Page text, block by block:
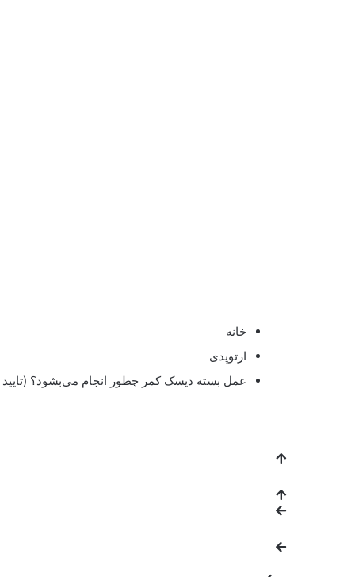
خانه
ارتوپدی
عمل بسته دیسک کمر چطور انجام می‌بشود؟